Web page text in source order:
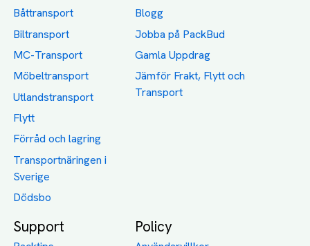
Båttransport
Biltransport
MC-Transport
Möbeltransport
Utlandstransport
Flytt
Förråd och lagring
Transportnäringen i
Sverige
Dödsbo
Blogg
Jobba på PackBud
Gamla Uppdrag
Jämför Frakt, Flytt och
Transport
Support Policy